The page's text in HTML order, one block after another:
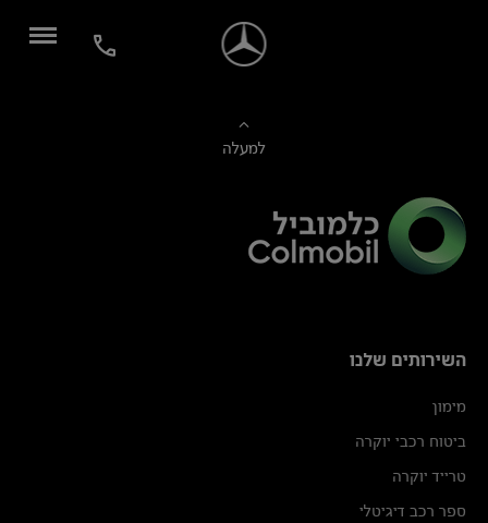
למעלה
השירותים שלנו
מימון
ביטוח רכבי יוקרה
טרייד יוקרה
ספר רכב דיגיטלי